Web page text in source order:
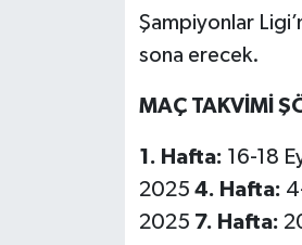
Şampiyonlar
sona erecek.
MAÇ TAKVİMİ
1. Hafta: 16-18
2025 4. Hafta:
2025 7. Hafta: